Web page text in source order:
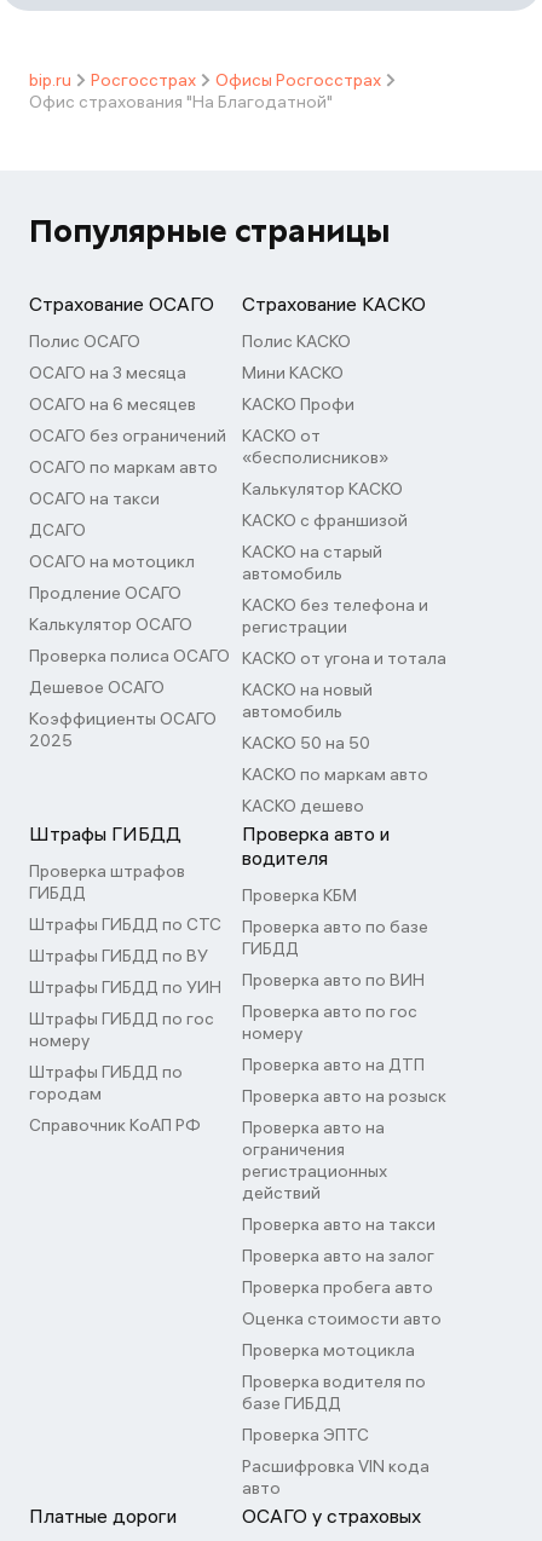
bip.ru Росгосстрах
Офисы Росгосстрах
Офис страхования "На Благодатной"
Популярные страницы
Страхование ОСАГО
Полис ОСАГО
ОСАГО на 3 месяца
ОСАГО на 6 месяцев
ОСАГО без ограничений
ОСАГО по маркам авто
ОСАГО на такси
ДСАГО
ОСАГО на мотоцикл
Продление ОСАГО
Калькулятор ОСАГО
Проверка полиса ОСАГО
Дешевое ОСАГО
Коэффициенты ОСАГО
2025
Страхование КАСКО
Полис КАСКО
Мини КАСКО
КАСКО Профи
КАСКО от
«бесполисников»
Калькулятор КАСКО
КАСКО с франшизой
КАСКО на старый
автомобиль
КАСКО без телефона и
регистрации
КАСКО от угона и тотала
КАСКО на новый
автомобиль
КАСКО 50 на 50
КАСКО по маркам авто
КАСКО дешево
Штрафы ГИБДД
Проверка штрафов
ГИБДД
Штрафы ГИБДД по СТС
Штрафы ГИБДД по ВУ
Штрафы ГИБДД по УИН
Штрафы ГИБДД по гос
номеру
Штрафы ГИБДД по
городам
Справочник КоАП РФ
Проверка авто и
водителя
Проверка КБМ
Проверка авто по базе
ГИБДД
Проверка авто по ВИН
Проверка авто по гос
номеру
Проверка авто на ДТП
Проверка авто на розыск
Проверка авто на
ограничения
регистрационных
действий
Проверка авто на такси
Проверка авто на залог
Проверка пробега авто
Оценка стоимости авто
Проверка мотоцикла
Проверка водителя по
базе ГИБДД
Проверка ЭПТС
Расшифровка VIN кода
авто
Платные дороги ОСАГО у страховых